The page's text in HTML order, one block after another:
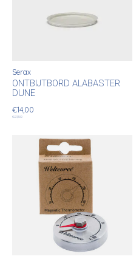
Serax
ONTBIJTBORD ALABASTER
DUNE
€14,00
€21,50